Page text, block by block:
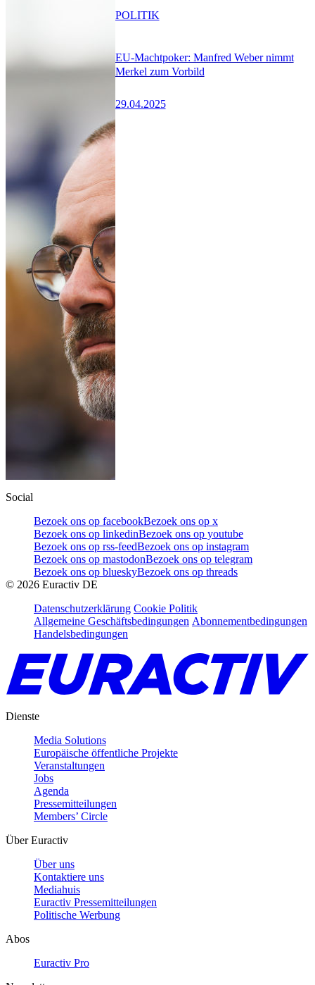
EU-Machtpoker: Manfred Weber nimmt
Merkel zum Vorbild
29.04.2025
POLITIK
Social
Bezoek ons op facebookBezoek ons op x
Bezoek ons op linkedinBezoek ons op youtube
Bezoek ons op rss-feedBezoek ons op instagram
Bezoek ons op mastodonBezoek ons op telegram
Bezoek ons op blueskyBezoek ons op threads
© 2026 Euractiv DE
Datenschutzerklärung Cookie Politik
Allgemeine Geschäftsbedingungen Abonnementbedingungen
Handelsbedingungen
Dienste
Media Solutions
Europäische öffentliche Projekte
Veranstaltungen
Jobs
Agenda
Pressemitteilungen
Members’ Circle
Über Euractiv
Über uns
Kontaktiere uns
Mediahuis
Euractiv Pressemitteilungen
Politische Werbung
Abos
Euractiv Pro